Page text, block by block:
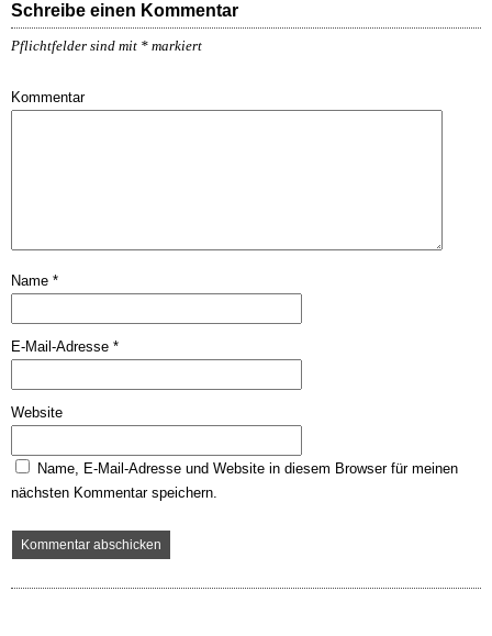
Schreibe einen Kommentar
Pflichtfelder sind mit * markiert
Kommentar
Name *
E-Mail-Adresse *
Website
Name, E-Mail-Adresse und Website in diesem Browser für meinen
nächsten Kommentar speichern.